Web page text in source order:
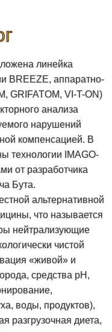
линейка
BREEZE, аппаратно-
GRIFATOM, VI-T-ON)
анализа
нарушений
компенсацией. В
технологии IMAGO-
от разработчика
Бута.
альтернативной
что называется
нейтрализующие
чистой
«живой» и
средства рН,
воды, продуктов),
разгрузочная диета,